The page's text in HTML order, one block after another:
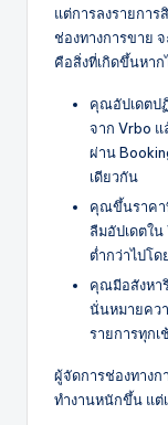
แต่การลงรายกา
ช่องทางการขาย
คือสิ่งที่เกิดขึ้นหา
คุณอัปเดตป
จาก Vrbo
ผ่าน
เดียวกัน
คุณขึ้นราคา
ลืมอัปเดตใ
ต่ำกว่าไปโด
คุณมีอสังหา
นั่นหมายคว
รายการทุกเ
ผู้จัดการช่องทางก
ทำงานหนักขึ้น แต่